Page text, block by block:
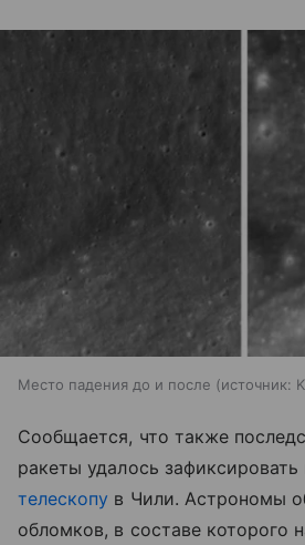
Место падения до и после источник:
Сообщается, что также
ракеты удалось
телескопу в Чили. Астрономы
обломков, в составе которого